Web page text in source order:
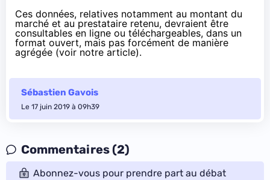
Ces données, relatives notamment au montant du
marché et au prestataire retenu, devraient être
consultables en ligne ou téléchargeables, dans un
format ouvert, mais pas forcément de manière
agrégée (voir notre article).
Sébastien Gavois
Le 17 juin 2019 à 09h39
Commentaires (2)
Abonnez-vous pour prendre part au débat